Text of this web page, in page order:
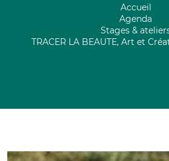
Accueil
Agenda
Stages &
TRACER LA BEAUTE, Art et